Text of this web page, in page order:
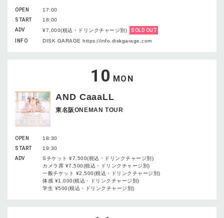
OPEN
17:00
START
18:00
ADV
¥7,000(税込・ドリンクチャージ別)
SOLD OUT
INFO
DISK GARAGE https://info.diskgarage.com
10 MON
AND CaaaLL
東名阪ONEMAN TOUR
OPEN
18:30
START
19:30
ADV
Sチケット ¥7,500(税込・ドリンクチャージ別)
カメラ席 ¥7,500(税込・ドリンクチャージ別)
一般チケット ¥2,500(税込・ドリンクチャージ別)
体感 ¥1,000(税込・ドリンクチャージ別)
学生 ¥500(税込・ドリンクチャージ別)